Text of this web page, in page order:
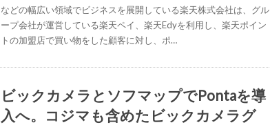
などの幅広い領域でビジネスを展開している楽天株式会社は、グル
ープ会社が運営している楽天ペイ、楽天Edyを利用し、楽天ポイン
トの加盟店で買い物をした顧客に対し、ポ…
ビックカメラとソフマップでPontaを導
入へ。コジマも含めたビックカメラグ